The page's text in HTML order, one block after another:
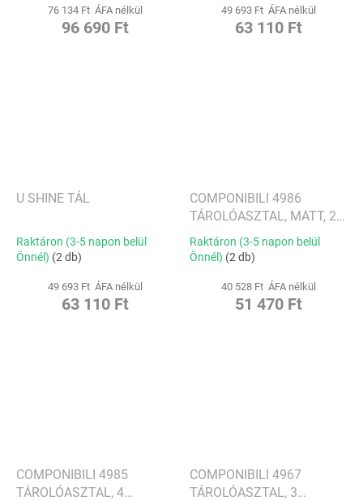
76 134 Ft ÁFA nélkül
96 690 Ft
49 693 Ft ÁFA nélkül
63 110 Ft
U SHINE TÁL
Raktáron (3-5 napon belül
Önnél) (2 db)
49 693 Ft ÁFA nélkül
63 110 Ft
COMPONIBILI 4986
TÁROLÓASZTAL, MATT, 2
TÁROLÓRÉSSZEL, TÖBB
SZÍNBEN
Raktáron (3-5 napon belül
Önnél) (2 db)
40 528 Ft ÁFA nélkül
51 470 Ft
COMPONIBILI 4985
TÁROLÓASZTAL, 4
COMPONIBILI 4967
TÁROLÓASZTAL, 3